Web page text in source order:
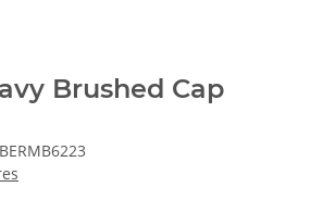
Brushed Cap